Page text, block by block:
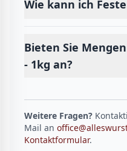
Wie kann ich
Bieten Sie
- 1kg an?
Weitere Fragen?
Mail an
Kontaktformular.